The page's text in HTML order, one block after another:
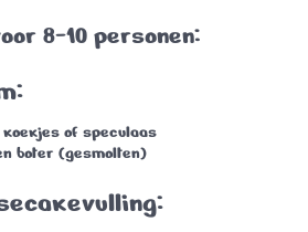
8-10 personen:
of speculaas
boter (gesmolten)